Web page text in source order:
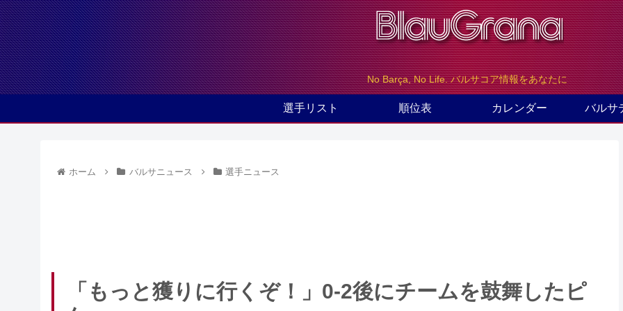
No Barça, No Life. バルサコア情報をあなたに
選手リスト 順位表 カレンダー バルサ
ホーム バルサニュース 選手ニュース
「もっと獲りに行くぞ！」0-2後にチームを鼓舞したピ